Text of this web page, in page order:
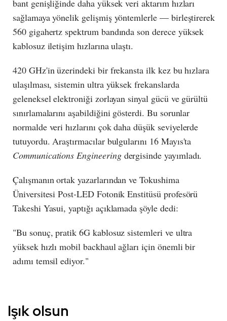
bant genişliğinde daha yüksek veri aktarım hızları
sağlamaya yönelik gelişmiş yöntemlerle — birleştirerek
560 gigahertz spektrum bandında son derece yüksek
kablosuz iletişim hızlarına ulaştı.
420 GHz'in üzerindeki bir frekansta ilk kez bu hızlara
ulaşılması, sistemin ultra yüksek frekanslarda
geleneksel elektroniği zorlayan sinyal gücü ve gürültü
sınırlamalarını aşabildiğini gösterdi. Bu sorunlar
normalde veri hızlarını çok daha düşük seviyelerde
tutuyordu. Araştırmacılar bulgularını 16 Mayıs'ta
Communications Engineeringdergisinde yayımladı.
Çalışmanın ortak yazarlarından ve Tokushima
Üniversitesi Post-LED Fotonik Enstitüsü profesörü
Takeshi Yasui, yaptığı açıklamada şöyle dedi:
"Bu sonuç, pratik 6G kablosuz sistemleri ve ultra
yüksek hızlı mobil backhaul ağları için önemli bir
adımı temsil ediyor."
Işık olsun